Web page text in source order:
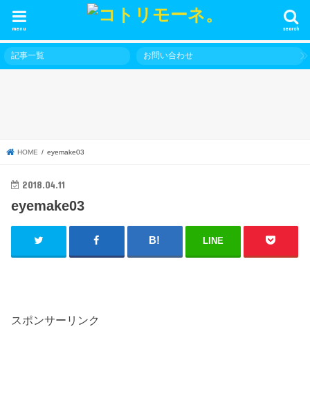
search
menu
記事一覧 お問い合わせ
HOME eyemake03
2018.04.11
eyemake03
LINE
スポンサーリンク